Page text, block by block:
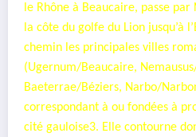
le Rhône à Beaucaire, passe
la côte du golfe du Lion jusqu’à
chemin les principales villes
(Ugernum/Beaucaire,
Baeterrae/Béziers, Narbo/
correspondant à ou fondées à
cité gauloise3. Elle contourne